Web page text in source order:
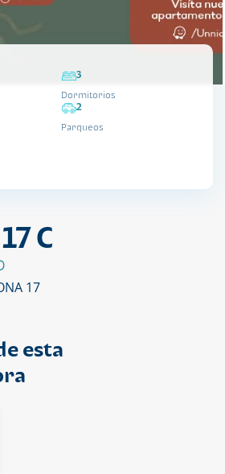
3
Dormitorios
2
Parqueos
C
17
esta